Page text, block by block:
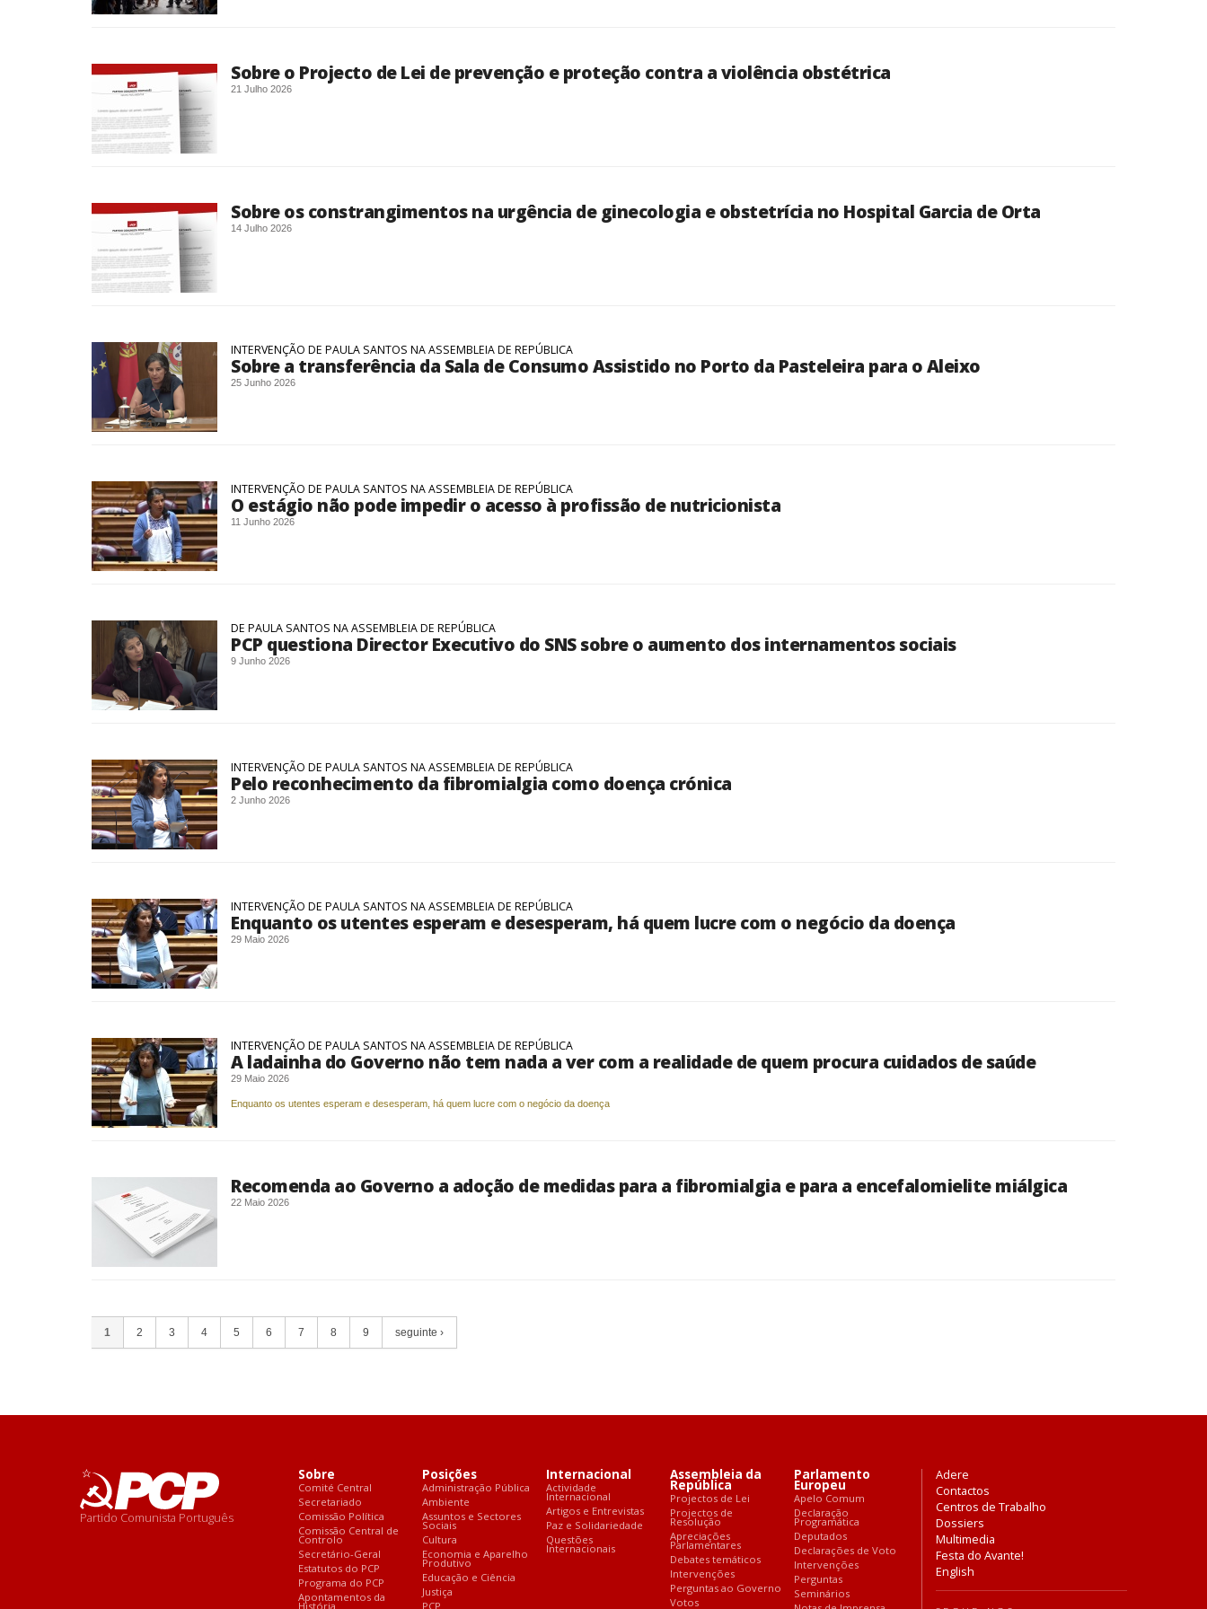
Sobre o Projecto de Lei de prevenção e proteção contra a violência obstétrica
21 Julho 2026
Sobre os constrangimentos na urgência de ginecologia e obstetrícia no Hospital Garcia de Orta
14 Julho 2026
INTERVENÇÃO DE PAULA SANTOS NA ASSEMBLEIA DE REPÚBLICA
Sobre a transferência da Sala de Consumo Assistido no Porto da Pasteleira para o Aleixo
25 Junho 2026
INTERVENÇÃO DE PAULA SANTOS NA ASSEMBLEIA DE REPÚBLICA
O estágio não pode impedir o acesso à profissão de nutricionista
11 Junho 2026
DE PAULA SANTOS NA ASSEMBLEIA DE REPÚBLICA
PCP questiona Director Executivo do SNS sobre o aumento dos internamentos sociais
9 Junho 2026
INTERVENÇÃO DE PAULA SANTOS NA ASSEMBLEIA DE REPÚBLICA
Pelo reconhecimento da fibromialgia como doença crónica
2 Junho 2026
INTERVENÇÃO DE PAULA SANTOS NA ASSEMBLEIA DE REPÚBLICA
Enquanto os utentes esperam e desesperam, há quem lucre com o negócio da doença
29 Maio 2026
INTERVENÇÃO DE PAULA SANTOS NA ASSEMBLEIA DE REPÚBLICA
A ladainha do Governo não tem nada a ver com a realidade de quem procura cuidados de saúde
29 Maio 2026
Enquanto os utentes esperam e desesperam, há quem lucre com o negócio da doença
Recomenda ao Governo a adoção de medidas para a fibromialgia e para a encefalomielite miálgica
22 Maio 2026
1 2 3 4 5 6 7 8 9 seguinte ›
Partido Comunista Português
Sobre
Comité Central
Secretariado
Comissão Política
Comissão Central de
Controlo
Secretário-Geral
Estatutos do PCP
Programa do PCP
Apontamentos da
História
Posições
Administração Pública
Ambiente
Assuntos e Sectores
Sociais
Cultura
Economia e Aparelho
Produtivo
Educação e Ciência
Justiça
PCP
Internacional
Actividade
Internacional
Artigos e Entrevistas
Paz e Solidariedade
Questões
Internacionais
Assembleia da
República
Projectos de Lei
Projectos de
Resolução
Apreciações
Parlamentares
Debates temáticos
Intervenções
Perguntas ao Governo
Votos
Parlamento
Europeu
Apelo Comum
Declaração
Programática
Deputados
Declarações de Voto
Intervenções
Perguntas
Seminários
Adere
Contactos
Centros de Trabalho
Dossiers
Multimedia
Festa do Avante!
English